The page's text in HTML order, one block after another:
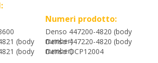
Numeri prodotto:
Denso 447200-4820 (body
number)
(body
Denso 447220-4820 (body
number)
(body
Denso DCP12004